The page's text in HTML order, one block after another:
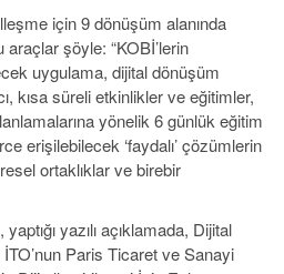
için 9 dönüşüm alanında
şöyle: “KOBİ’lerin
uygulama, dijital dönüşüm
kısa süreli etkinlikler ve eğitimler,
yönelik 6 günlük eğitim
erişilebilecek ‘faydalı’ çözümlerin
ortaklıklar ve birebir
yazılı açıklamada, Dijital
Paris Ticaret ve Sanayi